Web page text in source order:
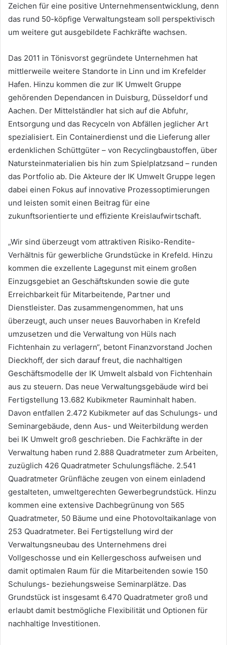
Zeichen für eine positive Unternehmensentwicklung, denn
das rund 50-köpfige Verwaltungsteam soll perspektivisch
um weitere gut ausgebildete Fachkräfte wachsen.
Das 2011 in Tönisvorst gegründete Unternehmen hat
mittlerweile weitere Standorte in Linn und im Krefelder
Hafen. Hinzu kommen die zur IK Umwelt Gruppe
gehörenden Dependancen in Duisburg, Düsseldorf und
Aachen. Der Mittelständler hat sich auf die Abfuhr,
Entsorgung und das Recyceln von Abfällen jeglicher Art
spezialisiert. Ein Containerdienst und die Lieferung aller
erdenklichen Schüttgüter – von Recyclingbaustoffen, über
Natursteinmaterialien bis hin zum Spielplatzsand – runden
das Portfolio ab. Die Akteure der IK Umwelt Gruppe legen
dabei einen Fokus auf innovative Prozessoptimierungen
und leisten somit einen Beitrag für eine
zukunftsorientierte und effiziente Kreislaufwirtschaft.
„Wir sind überzeugt vom attraktiven Risiko-Rendite-
Verhältnis für gewerbliche Grundstücke in Krefeld. Hinzu
kommen die exzellente Lagegunst mit einem großen
Einzugsgebiet an Geschäftskunden sowie die gute
Erreichbarkeit für Mitarbeitende, Partner und
Dienstleister. Das zusammengenommen, hat uns
überzeugt, auch unser neues Bauvorhaben in Krefeld
umzusetzen und die Verwaltung von Hüls nach
Fichtenhain zu verlagern“, betont Finanzvorstand Jochen
Dieckhoff, der sich darauf freut, die nachhaltigen
Geschäftsmodelle der IK Umwelt alsbald von Fichtenhain
aus zu steuern. Das neue Verwaltungsgebäude wird bei
Fertigstellung 13.682 Kubikmeter Rauminhalt haben.
Davon entfallen 2.472 Kubikmeter auf das Schulungs- und
Seminargebäude, denn Aus- und Weiterbildung werden
bei IK Umwelt groß geschrieben. Die Fachkräfte in der
Verwaltung haben rund 2.888 Quadratmeter zum Arbeiten,
zuzüglich 426 Quadratmeter Schulungsfläche. 2.541
Quadratmeter Grünfläche zeugen von einem einladend
gestalteten, umweltgerechten Gewerbegrundstück. Hinzu
kommen eine extensive Dachbegrünung von 565
Quadratmeter, 50 Bäume und eine Photovoltaikanlage von
253 Quadratmeter. Bei Fertigstellung wird der
Verwaltungsneubau des Unternehmens drei
Vollgeschosse und ein Kellergeschoss aufweisen und
damit optimalen Raum für die Mitarbeitenden sowie 150
Schulungs- beziehungsweise Seminarplätze. Das
Grundstück ist insgesamt 6.470 Quadratmeter groß und
erlaubt damit bestmögliche Flexibilität und Optionen für
nachhaltige Investitionen.